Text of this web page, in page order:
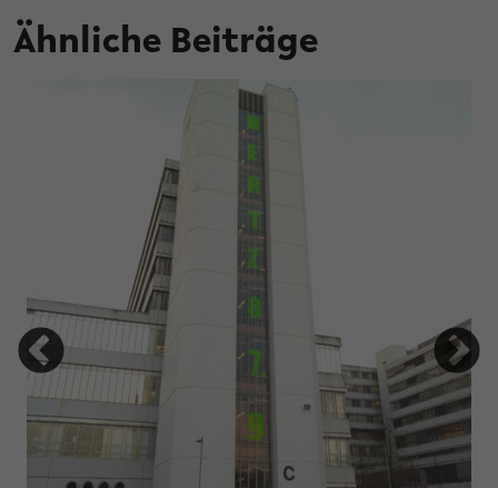
Ähnliche Beiträge
Studienfonds OWL